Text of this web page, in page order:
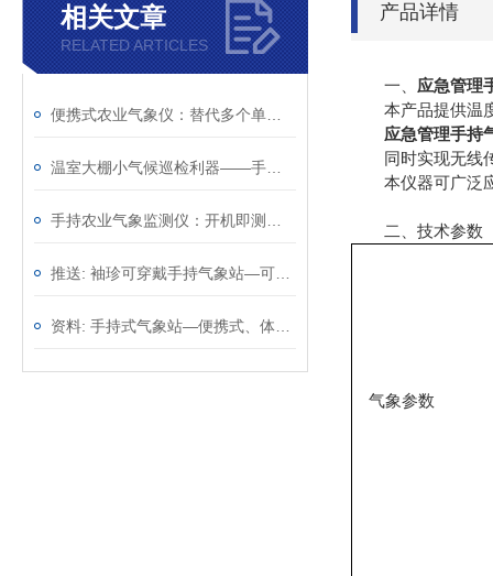
相关文章
RELATED ARTICLES
产品详情
一、 应急管理
本产品提供温度
应急管理手持
同时实现无线传
本仪器可广泛应
二、技术参数
气象参数